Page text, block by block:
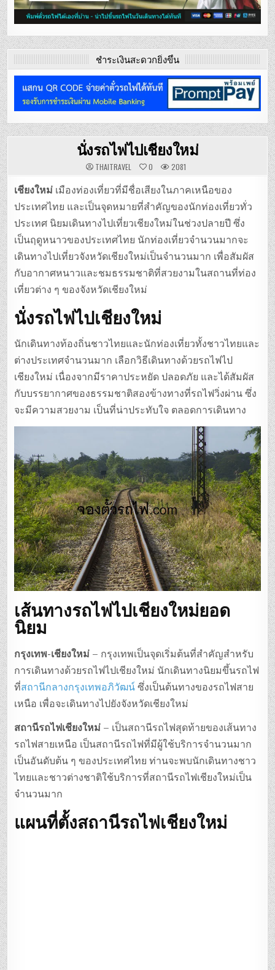
ชำระเงินสะดวกยิ่งขึ้น
นั่งรถไฟไปเชียงใหม่
THAITRAVEL 0 2081
เชียงใหม่ เมืองท่องเที่ยวที่มีชื่อเสียงในภาคเหนือของ
ประเทศไทย และเป็นจุดหมายที่สำคัญของนักท่องเที่ยวทั่ว
ประเทศ นิยมเดินทางไปเที่ยวเชียงใหม่ในช่วงปลายปี ซึ่ง
เป็นฤดูหนาวของประเทศไทย นักท่องเที่ยวจำนวนมากจะ
เดินทางไปเที่ยวจังหวัดเชียงใหม่เป็นจำนวนมาก เพื่อสัมผัส
กับอากาศหนาวและชมธรรมชาติที่สวยงามในสถานที่ท่อง
เที่ยวต่าง ๆ ของจังหวัดเชียงใหม่
นั่งรถไฟไปเชียงใหม่
นักเดินทางท้องถิ่นชาวไทยและนักท่องเที่ยวทั้งชาวไทยและ
ต่างประเทศจำนวนมาก เลือกวิธีเดินทางด้วยรถไฟไป
เชียงใหม่ เนื่องจากมีราคาประหยัด ปลอดภัย และได้สัมผัส
กับบรรยากาศของธรรมชาติสองข้างทางที่รถไฟวิ่งผ่าน ซึ่ง
จะมีความสวยงาม เป็นที่น่าประทับใจ ตลอดการเดินทาง
เส้นทางรถไฟไปเชียงใหม่ยอด
นิยม
กรุงเทพ-เชียงใหม่ – กรุงเทพเป็นจุดเริ่มต้นที่สำคัญสำหรับ
การเดินทางด้วยรถไฟไปเชียงใหม่ นักเดินทางนิยมขึ้นรถไฟ
ที่สถานีกลางกรุงเทพอภิวัฒน์ซึ่งเป็นต้นทางของรถไฟสาย
เหนือ เพื่อจะเดินทางไปยังจังหวัดเชียงใหม่
สถานีรถไฟเชียงใหม่ – เป็นสถานีรถไฟสุดท้ายของเส้นทาง
รถไฟสายเหนือ เป็นสถานีรถไฟที่มีผู้ใช้บริการจำนวนมาก
เป็นอันดับต้น ๆ ของประเทศไทย ท่านจะพบนักเดินทางชาว
ไทยและชาวต่างชาติใช้บริการที่สถานีรถไฟเชียงใหม่เป็น
จำนวนมาก
แผนที่ตั้งสถานีรถไฟเชียงใหม่